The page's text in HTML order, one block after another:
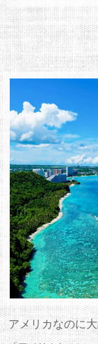
アメリカなのに